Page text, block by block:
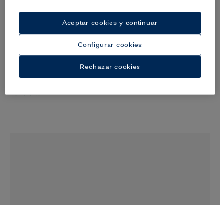
Hasta 55% dto. + Transfers privados gratis |
Exclusivo web oficial
Iberostar Selection Riviera Cancún
Ver oferta
Configurar cookies
Rechazar cookies
Aceptar cookies y continuar